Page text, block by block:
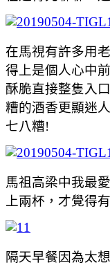
在馬視有許多用
得上是個人心中
酥脆直接整隻入
糟的酒香更顯迷
七八糟!
馬祖高梁中我最
上兩杯，才覺得
隔天早餐因為太